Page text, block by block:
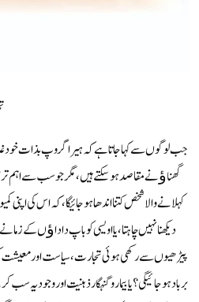
جب لوگوں سے کہا جاتا ہے کہ ہیرا گروپ بذات خود
گھناﺅنے مقاصد ہو سکتے ہیں، مگر جو سب سے اہم
کہلانے والا شخص کتنا اندھا ہو جائیگا، کہ اس کی
دیکھنا نہیں چاہتا، یا اویسی کو باپ داداﺅں کے
پیڑھیوں سے رکھی ہوئی تجارت، سیاست اور معیشت
برباد ہو جائیگی؟ یا بیمار و گنہگار ذہنیت اور وجود